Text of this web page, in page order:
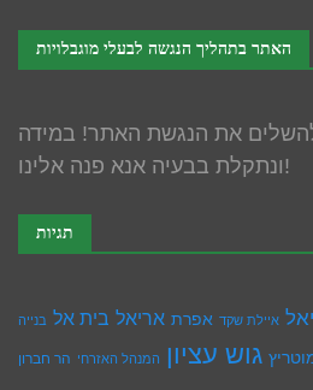
האתר בתהליך הנגשה לבעלי מוגבלויות
את הנגשת האתר! במידה
ונתקלת בבעיה אנא פנה אלינו!
תגיות
איילת שקד אפרת אריאל בית אל בנייה
גוש עציון המנהל האזרחי הר חברון